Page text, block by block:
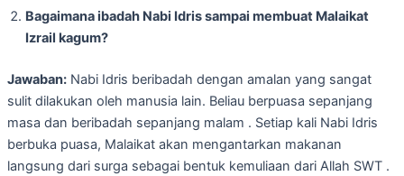
Bagaimana ibadah Nabi Idris sampai membuat Malaikat
Izrail kagum?
Jawaban: Nabi Idris beribadah dengan amalan yang sangat
sulit dilakukan oleh manusia lain. Beliau berpuasa sepanjang
masa dan beribadah sepanjang malam . Setiap kali Nabi Idris
berbuka puasa, Malaikat akan mengantarkan makanan
langsung dari surga sebagai bentuk kemuliaan dari Allah SWT .